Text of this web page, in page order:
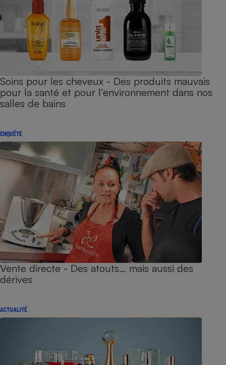
Soins pour les cheveux - Des produits mauvais
pour la santé et pour l’environnement dans nos
salles de bains
ENQUÊTE
Vente directe - Des atouts… mais aussi des
dérives
ACTUALITÉ